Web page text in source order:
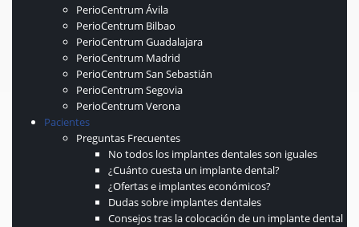
PerioCentrum Ávila
PerioCentrum Bilbao
PerioCentrum Guadalajara
PerioCentrum Madrid
PerioCentrum San Sebastián
PerioCentrum Segovia
PerioCentrum Verona
Pacientes
Preguntas Frecuentes
No todos los implantes dentales son iguales
¿Cuánto cuesta un implante dental?
¿Ofertas e implantes económicos?
Dudas sobre implantes dentales
Consejos tras la colocación de un implante dental